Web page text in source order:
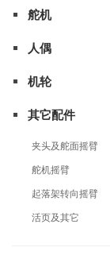
舵机
人偶
机轮
其它配件
夹头及舵面摇臂
舵机摇臂
起落架转向摇臂
活页及其它